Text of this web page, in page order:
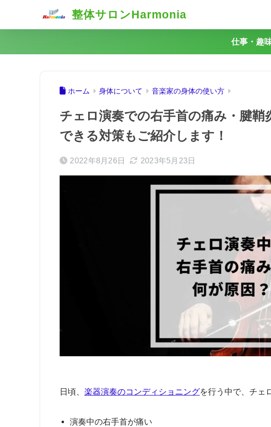
整体サロンHarmonia
仕事・趣
ホーム 身体について 音楽家の身体の使い方
チェロ演奏での右手首の痛み・腱鞘
できる対策もご紹介します！
2022年8月26日 2023年5月23日
日頃、 楽器演奏のコンディショニングを行う中で、チェ
演奏中の右手首が痛い